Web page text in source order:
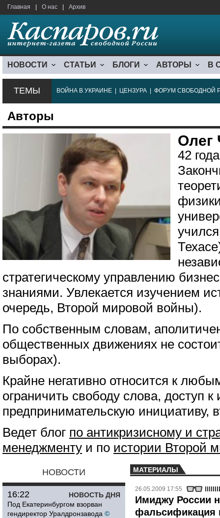
Главная О нас Архив
НОВОСТИ СТАТЬИ БЛОГИ АВТОРЫ В
ТЕМЫ ВОЙНА В УКРАИНЕ ЦЕНЗУРА ФОРУМ СВОБОДНОЙ
Авторы
Олег
42
стратегическому управлению
знаниями. Увлекается изучением
очередь, Второй мировой войны).
По собственным словам,
общественных движениях не
выборах).
Крайне негативно относится к
ограничить свободу слова, доступ
предпринимательскую инициативу,
Ведет блог по антикризисному и
менеджменту и по истории Второй
НОВОСТИ
НОВОСТЬ ДНЯ
16:22
Под Екатеринбургом взорван
гендиректор Уралдронзавода ©
МАТЕРИАЛЫ
26.05.2009 17:55
Имиджу России
фальсификация